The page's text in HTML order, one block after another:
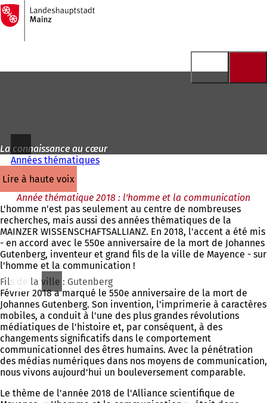
Accéder au contenu
Vers
la
page
d'accueil
La connaissance au cœur
Années thématiques
lire à haute voix
Année thématique 2018 : l'homme et la communication
L'homme n'est pas seulement au centre de nombreuses
recherches, mais aussi des années thématiques de la
MAINZER WISSENSCHAFTSALLIANZ. En 2018, l'accent a été mis
- en accord avec le 550e anniversaire de la mort de Johannes
Gutenberg, inventeur et grand fils de la ville de Mayence - sur
l'homme et la communication !
Fils de la ville : Gutenberg
Février 2018 a marqué le 550e anniversaire de la mort de
Johannes Gutenberg. Son invention, l'imprimerie à caractères
mobiles, a conduit à l'une des plus grandes révolutions
médiatiques de l'histoire et, par conséquent, à des
changements significatifs dans le comportement
communicationnel des êtres humains. Avec la pénétration
des médias numériques dans nos moyens de communication,
nous vivons aujourd'hui un bouleversement comparable.
Le thème de l'année 2018 de l'Alliance scientifique de